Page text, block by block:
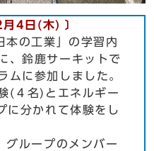
4日(木) 〕
の工業」の学習内
、鈴鹿サーキットで
ムに参加しました。
(４名)とエネルギー
に分かれて体験をし
ループのメンバー